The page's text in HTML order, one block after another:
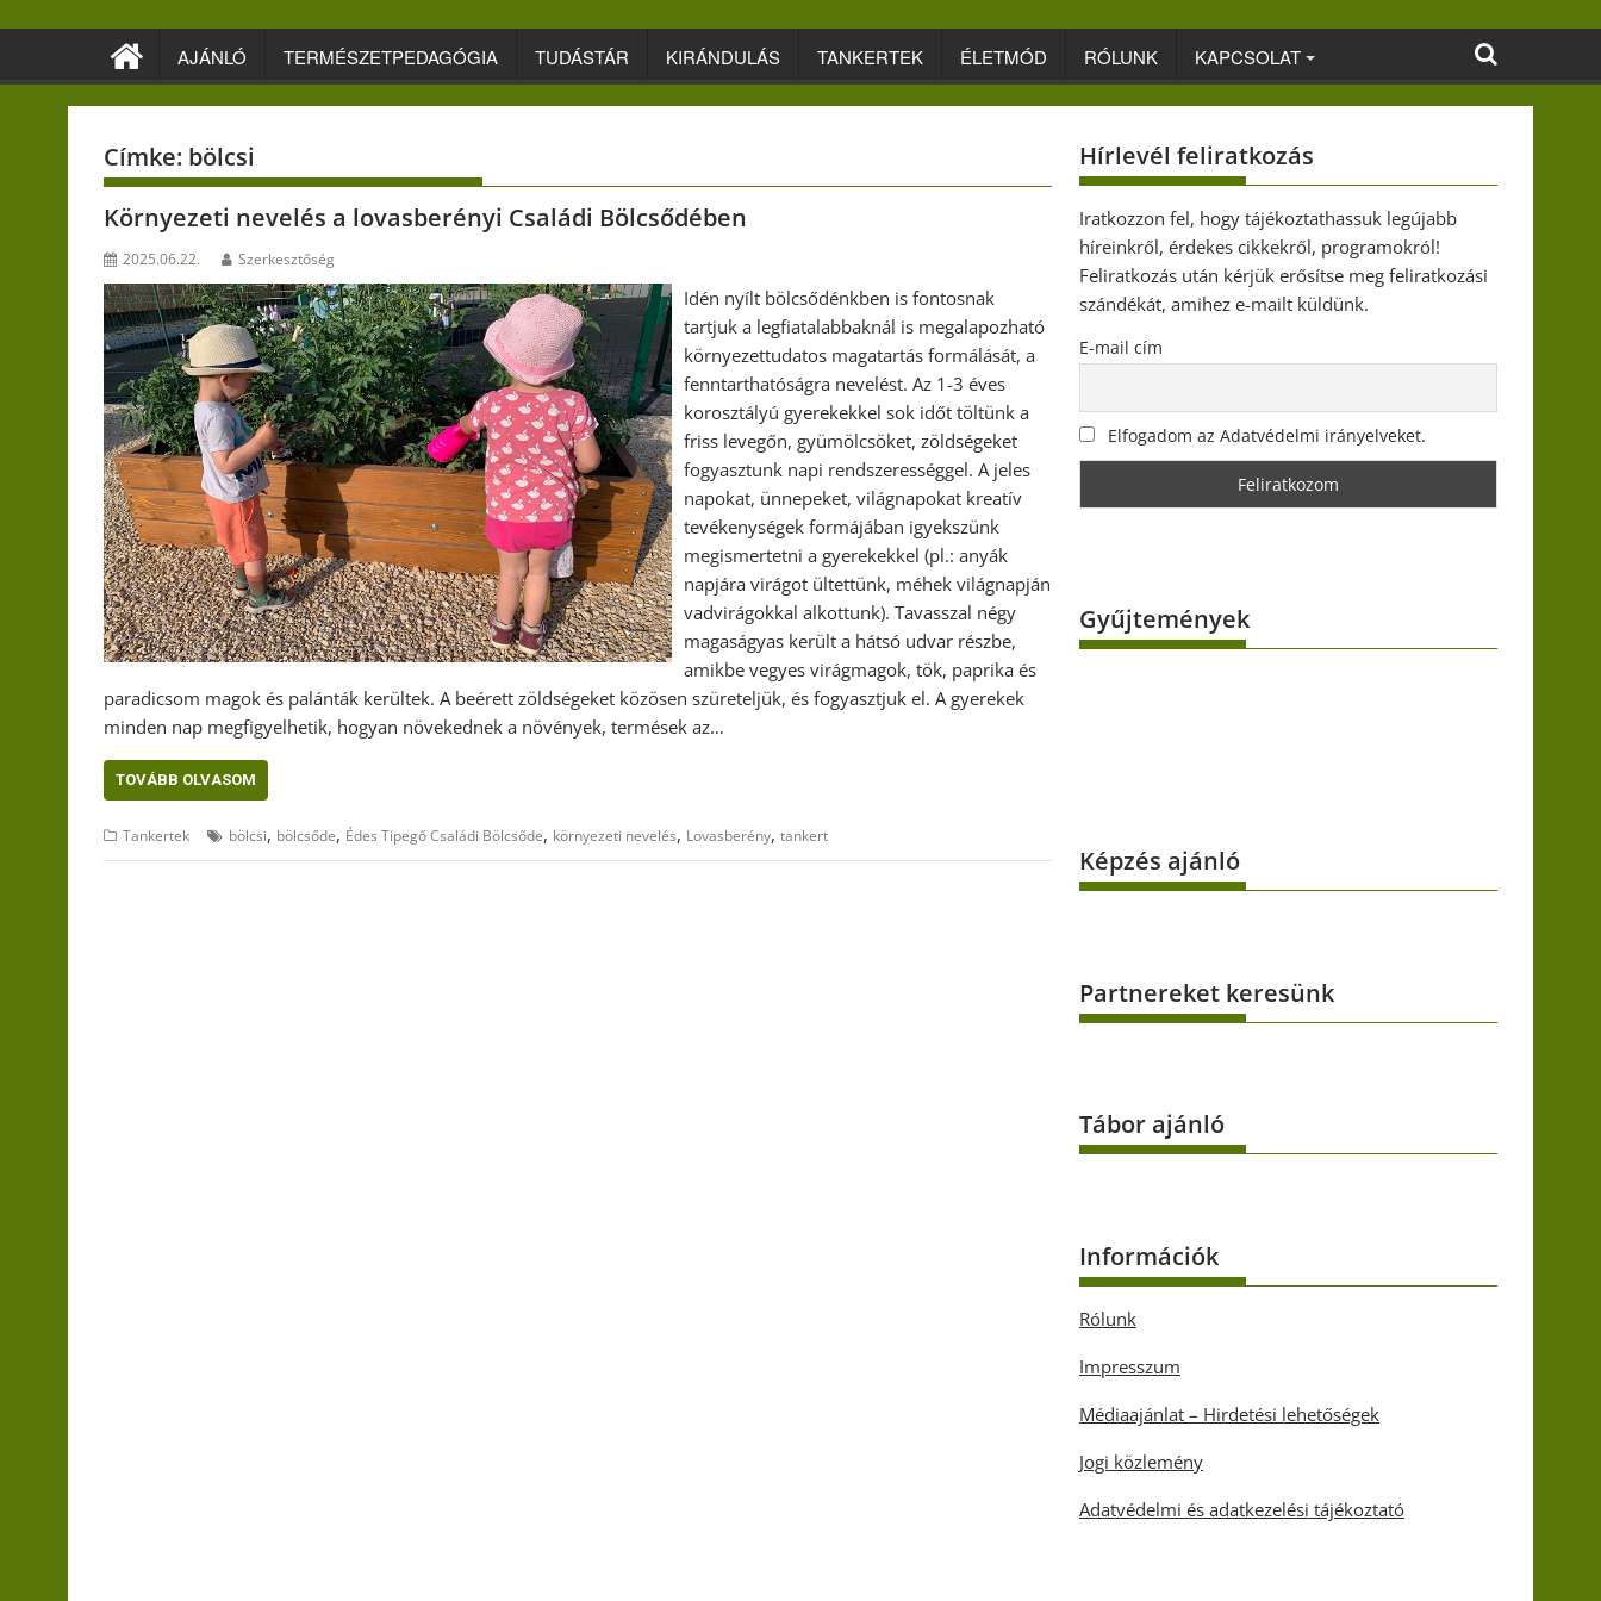
AJÁNLÓ TERMÉSZETPEDAGÓGIA TUDÁSTÁR KIRÁNDULÁS TANKERTEK ÉLETMÓD RÓLUNK KAPCSOLAT
Címke: bölcsi
Környezeti nevelés a lovasberényi Családi Bölcsődében
2025.06.22. Szerkesztőség
Idén nyílt bölcsődénkben is fontosnak
tartjuk a legfiatalabbaknál is megalapozható
környezettudatos magatartás formálását, a
fenntarthatóságra nevelést. Az 1-3 éves
korosztályú gyerekekkel sok időt töltünk a
friss levegőn, gyümölcsöket, zöldségeket
fogyasztunk napi rendszerességgel. A jeles
napokat, ünnepeket, világnapokat kreatív
tevékenységek formájában igyekszünk
megismertetni a gyerekekkel (pl.: anyák
napjára virágot ültettünk, méhek világnapján
vadvirágokkal alkottunk). Tavasszal négy
magaságyas került a hátsó udvar részbe,
amikbe vegyes virágmagok, tök, paprika és
paradicsom magok és palánták kerültek. A beérett zöldségeket közösen szüreteljük, és fogyasztjuk el. A gyerekek
minden nap megfigyelhetik, hogyan növekednek a növények, termések az…
TOVÁBB OLVASOM
Tankertek bölcsi, bölcsőde, Édes Tipegő Családi Bölcsőde, környezeti nevelés, Lovasberény, tankert
Hírlevél feliratkozás
Iratkozzon fel, hogy tájékoztathassuk legújabb
híreinkről, érdekes cikkekről, programokról!
Feliratkozás után kérjük erősítse meg feliratkozási
szándékát, amihez e-mailt küldünk.
E-mail cím
Elfogadom az Adatvédelmi irányelveket.
Gyűjtemények
Képzés ajánló
Partnereket keresünk
Tábor ajánló
Információk
Rólunk
Impresszum
Médiaajánlat – Hirdetési lehetőségek
Jogi közlemény
Adatvédelmi és adatkezelési tájékoztató